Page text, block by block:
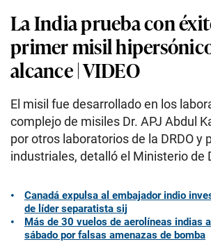
La India prueba con
primer misil
alcance | VIDEO
El misil fue desarrollado en los
complejo de misiles Dr. APJ Abdul
por otros laboratorios de la DRDO y
industriales, detalló el Ministerio de
Canadá expulsa al embajador indio
de líder separatista sij
Más de 30 vuelos de aerolíneas indias
sábado por falsas amenazas de bomba